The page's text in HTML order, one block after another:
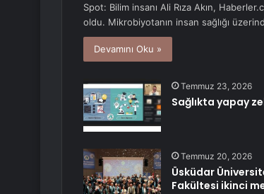
Spot: Bilim insanı Ali Rıza Akın,
oldu. Mikrobiyotanın insan sağlığı
Devamını Oku »
Temmuz 23, 2026
Sağlıkta yapay
Temmuz 20, 2026
Üsküdar
Fakültesi ikinci